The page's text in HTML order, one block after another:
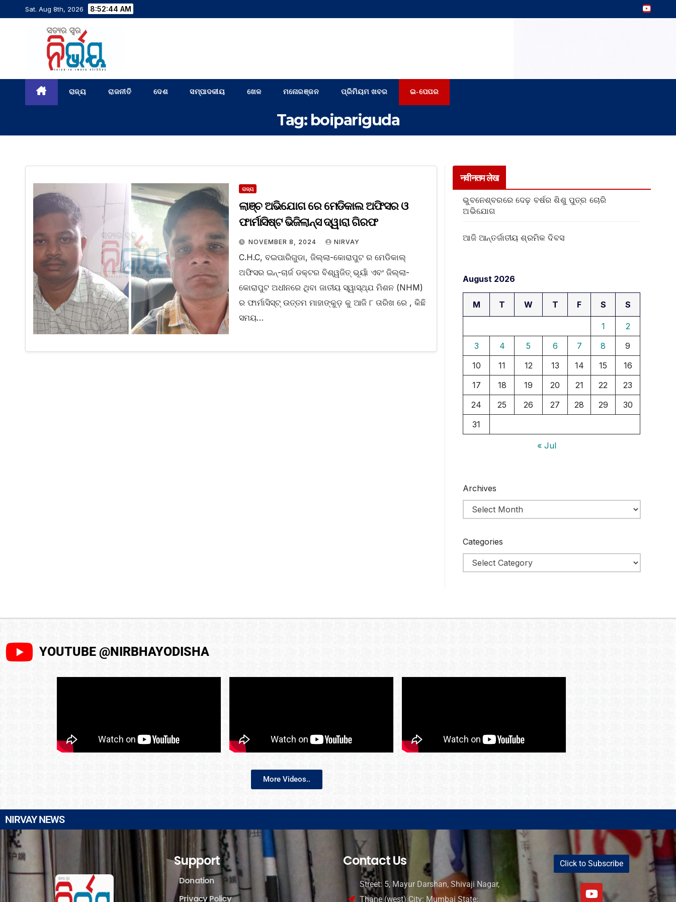
Sat. Aug 8th, 2026 8:52:45 AM
ରାଜ୍ୟ ରାଜନୀତି ଦେଶ ସମ୍ପାଦକୀୟ ଖେଳ ମନୋରଞ୍ଜନ ପ୍ରିମିୟମ ଖବର ଇ-ପେପର
Tag: boipariguda
ରାଜ୍ୟ
ଲାଞ୍ଚ ଅଭିଯୋଗ ରେ ମେଡିକାଲ ଅଫିସର ଓ
ଫାର୍ମାସିଷ୍ଟ ଭିଜିଲାନ୍ସ ଦ୍ୱାରା ଗିରଫ
NOVEMBER 8, 2024 NIRVAY
C.H.C, ବଇପାରିଗୁଡା, ଜିଲ୍ଲା-କୋରାପୁଟ ର ମେଡିକାଲ୍
ଅଫିସର ଇନ୍-ଚାର୍ଜ ଡକ୍ଟର ବିଶ୍ୱଜିତ୍ ଭୂୟାଁ ଏବଂ ଜିଲ୍ଲା-
କୋରାପୁଟ ଅଧୀନରେ ଥିବା ଜାତୀୟ ସ୍ୱାସ୍ଥ୍ଯ ମିଶନ (NHM)
ର ଫାର୍ମାସିସ୍ଟ୍ ଉତ୍ତମ ମାହାଙ୍କୁଡ଼ କୁ ଆଜି ୮ ତାରିଖ ରେ , କିଛି
ସମୟ…
नवीनतम लेख
ଭୁବନେଶ୍ବରରେ ଦେଢ଼ ବର୍ଷର ଶିଶୁ ପୁତ୍ର ଚୋରି
ଅଭିଯୋଗ
ଆଜି ଆନ୍ତର୍ଜାତୀୟ ଶ୍ରମିକ ଦିବସ
August 2026
M T W T F S S
1
2
3
4 5 6 7 8
9
10
11 12 13 14 15
16
17
18 19 20 21 22
23
24
25 26 27 28 29
30
31
« Jul
Archives
Categories
YOUTUBE @NIRBHAYODISHA
More Videos..
NIRVAY NEWS
Support
Donation
Privacy Policy
Contact Us
Street: 5, Mayur Darshan, Shivaji Nagar,
Thane (west) City: Mumbai State:
Click to Subscribe